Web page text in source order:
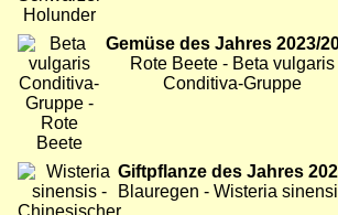
Bild
Gemüse des Jahres 2023/
Rote Beete - Beta vulgaris
Conditiva-Gruppe
Bild
Giftpflanze des Jahres
Blauregen - Wisteria